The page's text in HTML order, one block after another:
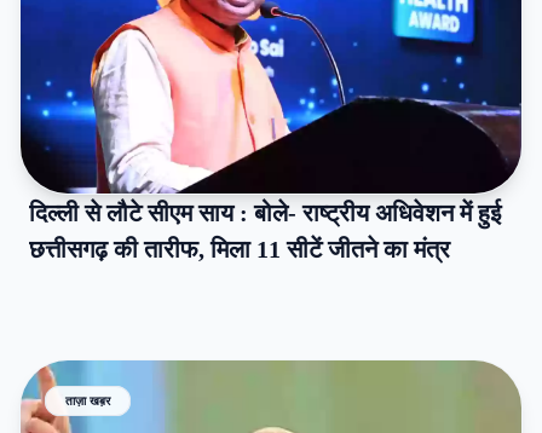
दिल्ली से लौटे सीएम साय : बोले- राष्ट्रीय अधिवेशन में हुई
छत्तीसगढ़ की तारीफ, मिला 11 सीटें जीतने का मंत्र
ताज़ा खब़र